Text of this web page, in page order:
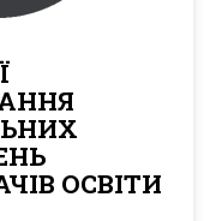
ОСВІТИ